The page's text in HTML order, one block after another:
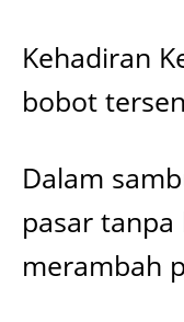
Kehadiran
bobot
Dalam
pasar
merambah